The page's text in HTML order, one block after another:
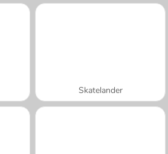
Skatelander